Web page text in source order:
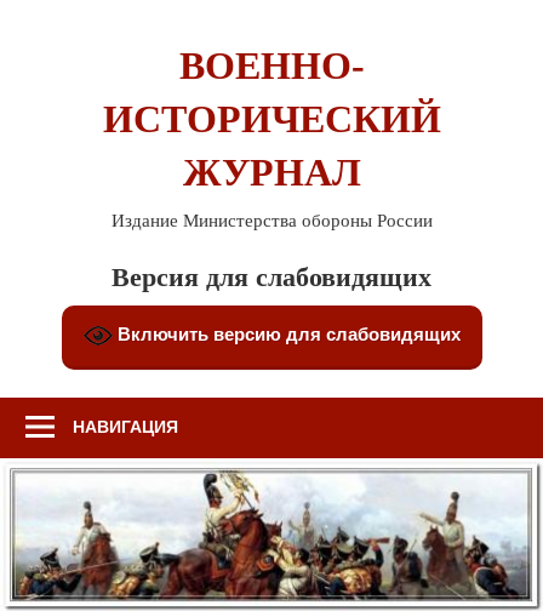
ВОЕННО-
ИСТОРИЧЕСКИЙ
ЖУРНАЛ
Издание Министерства обороны России
Версия для слабовидящих
Включить версию для слабовидящих
НАВИГАЦИЯ